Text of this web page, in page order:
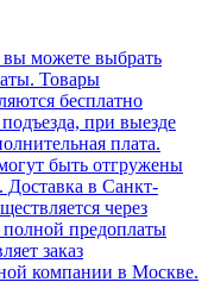
вы можете выбрать
Товары
бесплатно
при выезде
плата.
быть отгружены
Доставка в Санкт-
через
предоплаты
заказ
компании в Москве.